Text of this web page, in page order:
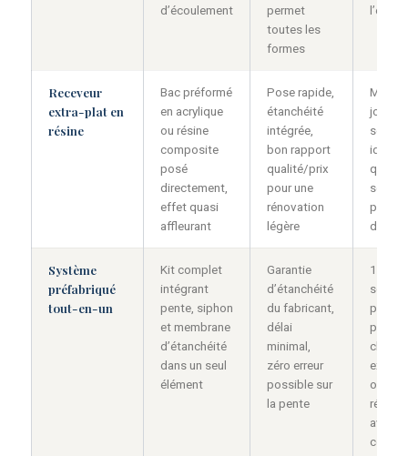
d’écoulement
permet
toutes les
formes
Receveur
extra-plat en
résine
Bac préformé
en acrylique
ou résine
composite
posé
directement,
effet quasi
affleurant
Pose rapide,
étanchéité
intégrée,
bon rapport
qualité/prix
pour une
rénovation
légère
Moins
jour —
idéale
quand
sol ne
pas
Système
préfabriqué
tout-en-un
Kit complet
intégrant
pente, siphon
et membrane
d’étanchéité
dans un seul
élément
Garantie
d’étanchéité
du fabricant,
délai
minimal,
zéro erreur
possible sur
la pente
1 jour
plus
pour
ou les
avec
court